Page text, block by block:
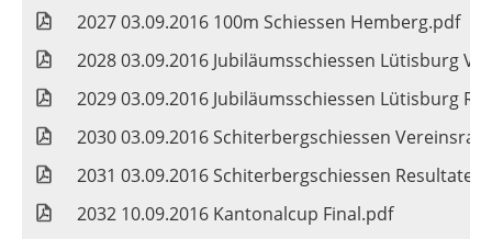
2027 03.09.2016 100m Schiessen Hemberg.pdf
2028 03.09.2016 Jubiläumsschiessen Lütisburg
2029 03.09.2016 Jubiläumsschiessen Lütisburg
2030 03.09.2016 Schiterbergschiessen
2031 03.09.2016 Schiterbergschiessen Resultate
2032 10.09.2016 Kantonalcup Final.pdf